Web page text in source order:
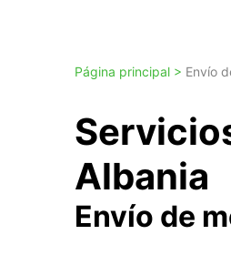
Página principal > Envío
Albania
Envío de